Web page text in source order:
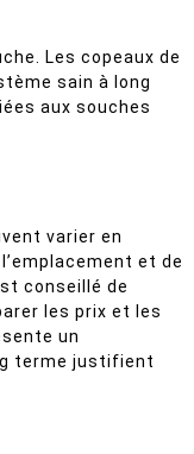
Les copeaux de
sain à long
aux souches
varier en
et de
conseillé de
les prix et les
un
terme justifient